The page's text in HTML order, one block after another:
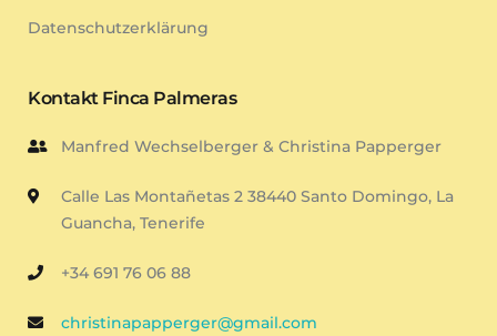
Datenschutzerklärung
Kontakt Finca Palmeras
Manfred Wechselberger & Christina Papperger
Calle Las Montañetas 2 38440 Santo Domingo, La
Guancha, Tenerife
+34 691 76 06 88
christinapapperger@gmail.com